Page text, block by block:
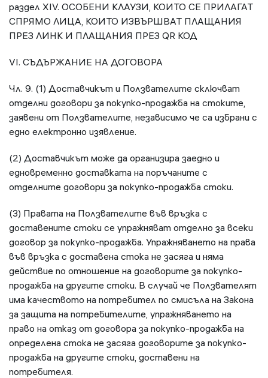
раздел XIV. ОСОБЕНИ КЛАУЗИ, КОИТО СЕ ПРИЛАГАТ
СПРЯМО ЛИЦА, КОИТО ИЗВЪРШВАТ ПЛАЩАНИЯ
ПРЕЗ ЛИНК И ПЛАЩАНИЯ ПРЕЗ QR КОД
VI. СЪДЪРЖАНИЕ НА ДОГОВОРА
Чл. 9. (1) Доставчикът и Ползвателите сключват
отделни договори за покупко-продажба на стоките,
заявени от Ползвателите, независимо че са избрани с
едно електронно изявление.
(2) Доставчикът може да организира заедно и
едновременно доставката на поръчаните с
отделните договори за покупко-продажба стоки.
(3) Правата на Ползвателите във връзка с
доставените стоки се упражняват отделно за всеки
договор за покупко-продажба. Упражняването на права
във връзка с доставена стока не засяга и няма
действие по отношение на договорите за покупко-
продажба на другите стоки. В случай че Ползвателят
има качеството на потребител по смисъла на Закона
за защита на потребителите, упражняването на
право на отказ от договора за покупко-продажба на
определена стока не засяга договорите за покупко-
продажба на другите стоки, доставени на
потребителя.